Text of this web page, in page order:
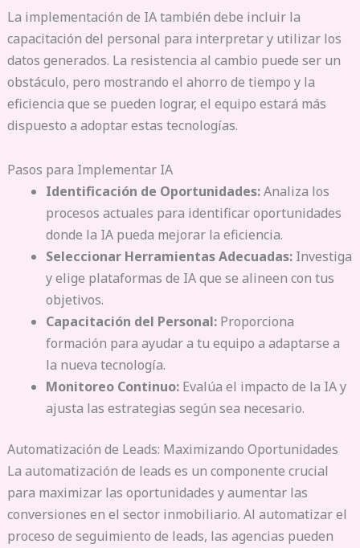
La implementación de IA también debe incluir la
capacitación del personal para interpretar y utilizar los
datos generados. La resistencia al cambio puede ser un
obstáculo, pero mostrando el ahorro de tiempo y la
eficiencia que se pueden lograr, el equipo estará más
dispuesto a adoptar estas tecnologías.
Pasos para Implementar IA
Identificación de Oportunidades:Analiza los
procesos actuales para identificar oportunidades
donde la IA pueda mejorar la eficiencia.
Seleccionar Herramientas Adecuadas:Investiga
y elige plataformas de IA que se alineen con tus
objetivos.
Capacitación del Personal:Proporciona
formación para ayudar a tu equipo a adaptarse a
la nueva tecnología.
Monitoreo Continuo:Evalúa el impacto de la IA y
ajusta las estrategias según sea necesario.
Automatización de Leads: Maximizando Oportunidades
La automatización de leads es un componente crucial
para maximizar las oportunidades y aumentar las
conversiones en el sector inmobiliario. Al automatizar el
proceso de seguimiento de leads, las agencias pueden